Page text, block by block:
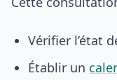
Vérifier l’état
Établir un